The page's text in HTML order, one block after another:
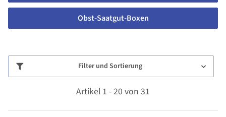
Obst-Saatgut-Boxen
Filter und Sortierung
Artikel 1 - 20 von 31